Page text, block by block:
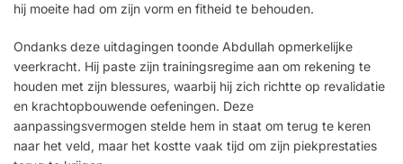
hij moeite had om zijn vorm en fitheid te behouden.
Ondanks deze uitdagingen toonde Abdullah opmerkelijke
veerkracht. Hij paste zijn trainingsregime aan om rekening te
houden met zijn blessures, waarbij hij zich richtte op revalidatie
en krachtopbouwende oefeningen. Deze
aanpassingsvermogen stelde hem in staat om terug te keren
naar het veld, maar het kostte vaak tijd om zijn piekprestaties